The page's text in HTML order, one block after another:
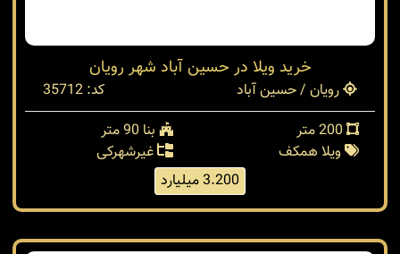
خرید ویلا در حسین آباد شهر رویان
رویان / حسین آباد
کد: 35712
بنا 90 متر
ویلا همکف
غیرشهرکی
3.200 میلیارد